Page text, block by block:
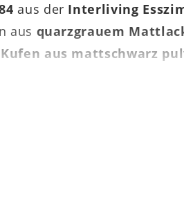
aus der Interliving
aus quarzgrauem
Kufen aus mattschwarz
Schrank.